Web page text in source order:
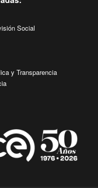
Social
y Transparencia